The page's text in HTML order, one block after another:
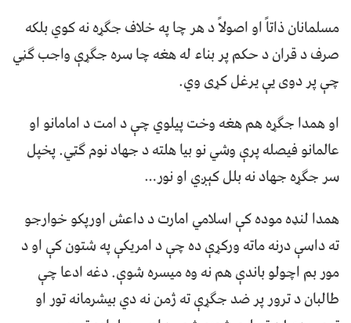
مسلمانان ذاتاً او اصولاً د هر چا په خلاف جګړه نه کوي بلکه
صرف د قران د حکم پر بناء له هغه چا سره جګړې واجب ګڼي
چې پر دوی يې يرغل کړی وي.
او همدا جګړه هم هغه وخت پيلوي چې د امت د امامانو او
عالمانو فيصله پرې وشي نو بيا هلته د جهاد نوم ګټي. پخپل
سر جګړه جهاد نه بلل کېږي او نور…
همدا لنډه موده کې اسلامي امارت د داعش اورپکو خوارجو
ته داسې درنه ماته ورکړې ده چې د امريکې په شتون کې او د
مور بم اچولو باندې هم نه وه ميسره شوې. دغه ادعا چې
طالبان د ترور پر ضد جګړې ته ژمن نه دي بيشرمانه تور او